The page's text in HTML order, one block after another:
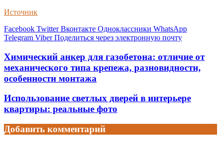
Источник
Facebook Twitter Вконтакте Одноклассники WhatsApp
Telegram Viber Поделиться через электронную почту
Химический анкер для газобетона: отличие от
механического типа крепежа, разновидности,
особенности монтажа
Использование светлых дверей в интерьере
квартиры: реальные фото
Добавить комментарий